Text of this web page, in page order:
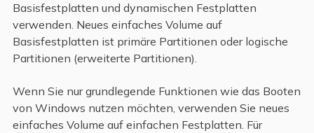
Basisfestplatten und dynamischen Festplatten
verwenden. Neues einfaches Volume auf
Basisfestplatten ist primäre Partitionen oder logische
Partitionen (erweiterte Partitionen).
Wenn Sie nur grundlegende Funktionen wie das Booten
von Windows nutzen möchten, verwenden Sie neues
einfaches Volume auf einfachen Festplatten. Für